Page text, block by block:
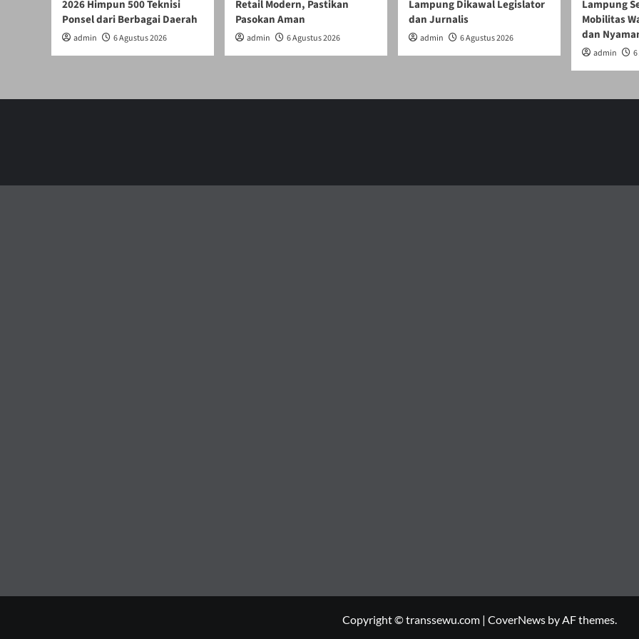
2026 Himpun 500 Teknisi
Ponsel dari Berbagai Daerah
admin 6 Agustus 2026
Retail Modern, Pastikan
Pasokan Aman
admin 6 Agustus 2026
Lampung Dikawal Legislator
dan Jurnalis
admin 6 Agustus 2026
Lampung
Mobilitas
dan
admin
Copyright © transsewu.com | CoverNewsby AF themes.